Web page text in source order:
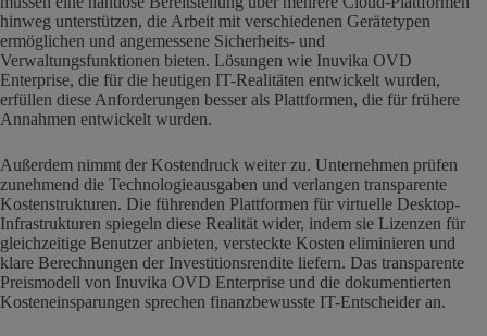
hinweg unterstützen, die Arbeit mit verschiedenen Gerätetypen
ermöglichen und angemessene Sicherheits- und
Verwaltungsfunktionen bieten. Lösungen wie Inuvika OVD
Enterprise, die für die heutigen IT-Realitäten entwickelt wurden,
erfüllen diese Anforderungen besser als Plattformen, die für frühere
Annahmen entwickelt wurden.
Außerdem nimmt der Kostendruck weiter zu. Unternehmen prüfen
zunehmend die Technologieausgaben und verlangen transparente
Kostenstrukturen. Die führenden Plattformen für virtuelle Desktop-
Infrastrukturen spiegeln diese Realität wider, indem sie Lizenzen für
gleichzeitige Benutzer anbieten, versteckte Kosten eliminieren und
klare Berechnungen der Investitionsrendite liefern. Das transparente
Preismodell von Inuvika OVD Enterprise und die dokumentierten
Kosteneinsparungen sprechen finanzbewusste IT-Entscheider an.